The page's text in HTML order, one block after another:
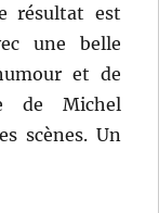
résultat est
une belle
et de
de Michel
scènes. Un